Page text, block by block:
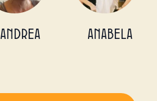
Andrea Anabela